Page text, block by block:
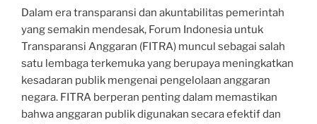
Dalam era transparansi dan akuntabilitas pemerintah
yang semakin mendesak, Forum Indonesia untuk
Transparansi Anggaran (FITRA) muncul sebagai salah
satu lembaga terkemuka yang berupaya meningkatkan
kesadaran publik mengenai pengelolaan anggaran
negara. FITRA berperan penting dalam memastikan
bahwa anggaran publik digunakan secara efektif dan